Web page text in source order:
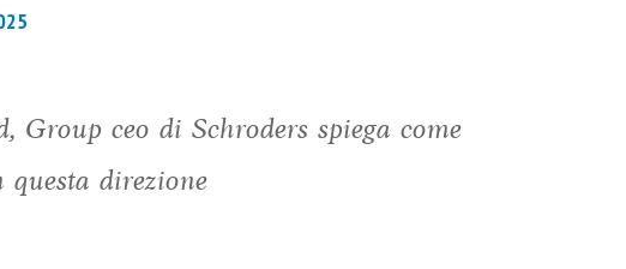
ceo di Schroders spiega come
direzione